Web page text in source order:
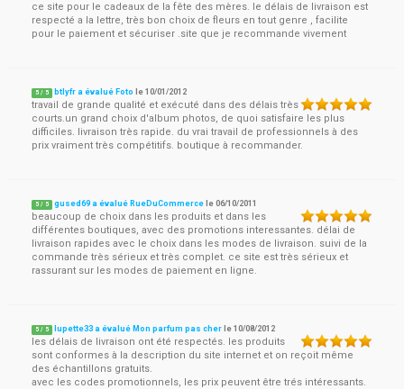
ce site pour le cadeaux de la fête des mères. le délais de livraison est
respecté a la lettre, très bon choix de fleurs en tout genre , facilite
pour le paiement et sécuriser .site que je recommande vivement
5 / 5 btlyfr a évalué Foto le10/01/2012
travail de grande qualité et exécuté dans des délais très
courts.un grand choix d'album photos, de quoi satisfaire les plus
difficiles. livraison très rapide. du vrai travail de professionnels à des
prix vraiment très compétitifs. boutique à recommander.
5 / 5 gused69 a évalué RueDuCommerce le06/10/2011
beaucoup de choix dans les produits et dans les
différentes boutiques, avec des promotions interessantes. délai de
livraison rapides avec le choix dans les modes de livraison. suivi de la
commande très sérieux et très complet. ce site est très sérieux et
rassurant sur les modes de paiement en ligne.
5 / 5 lupette33 a évalué Mon parfum pas cher le10/08/2012
les délais de livraison ont été respectés. les produits
sont conformes à la description du site internet et on reçoit même
des échantillons gratuits.
avec les codes promotionnels, les prix peuvent être trés intéressants.